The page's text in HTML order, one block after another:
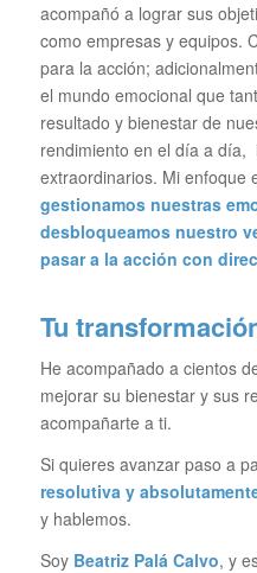
acompañó a lograr sus
como empresas y equipos.
para la acción;
el mundo emocional que
resultado y bienestar de
rendimiento en el día a día,
extraordinarios. Mi enfoque
gestionamos nuestras
desbloqueamos nuestro
pasar a la acción con
Tu
He acompañado a cientos
mejorar su bienestar y sus
acompañarte a ti.
Si quieres avanzar paso a
resolutiva y
y hablemos.
Soy Beatriz Palá Calvo, y